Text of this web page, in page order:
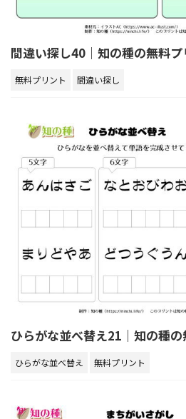
間違い探し40｜知の種の無料プ
無料プリント 間違い探し
ひらがな並べ替え21｜知の種
ひらがな並べ替え 無料プリント